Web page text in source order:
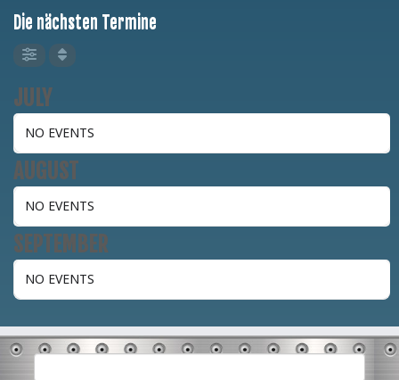
Die nächsten Termine
JULY
NO EVENTS
AUGUST
NO EVENTS
SEPTEMBER
NO EVENTS
Suchen